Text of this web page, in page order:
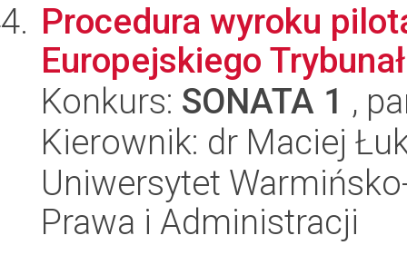
Procedura wyroku
Europejskiego
Konkurs: SONATA 1 ,
Kierownik: dr Maciej
Uniwersytet
Prawa i Administracji